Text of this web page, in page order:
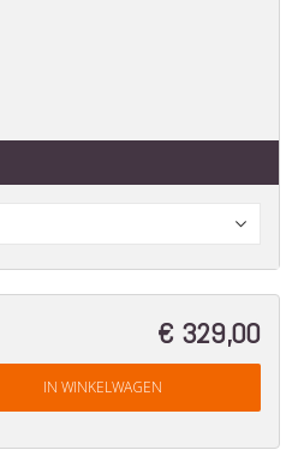
€ 329,00
IN WINKELWAGEN